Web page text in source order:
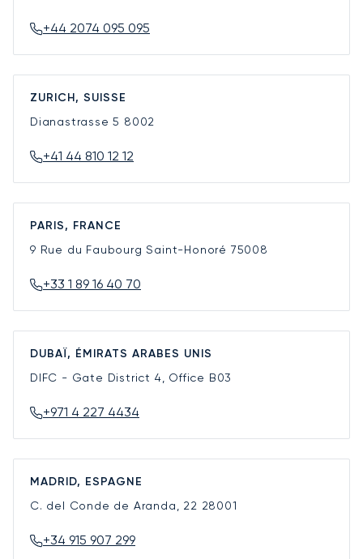
+44 2074 095 095
ZURICH, SUISSE
Dianastrasse 5 8002
+41 44 810 12 12
PARIS, FRANCE
9 Rue du Faubourg Saint-Honoré 75008
+33 1 89 16 40 70
DUBAÏ, ÉMIRATS ARABES UNIS
DIFC - Gate District 4, Office B03
+971 4 227 4434
MADRID, ESPAGNE
C. del Conde de Aranda, 22 28001
+34 915 907 299